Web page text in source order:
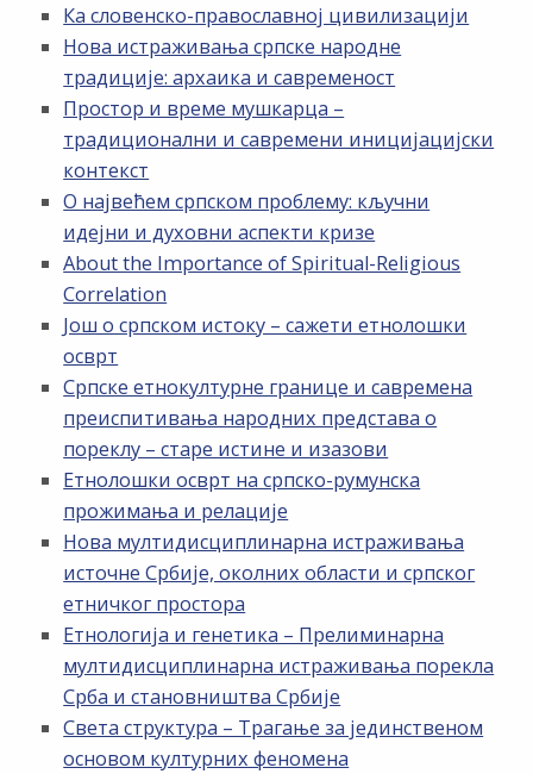
Ка словенско-православној цивилизацији
Нова истраживања српске народне
традиције: архаика и савременост
Простор и време мушкарца –
традиционални и савремени иницијацијски
контекст
О највећем српском проблему: кључни
идејни и духовни аспекти кризе
About the Importance of Spiritual-Religious
Correlation
Још о српском истоку – сажети етнолошки
осврт
Српске етнокултурне границе и савремена
преиспитивања народних представа о
пореклу – старе истине и изазови
Етнолошки осврт на српско-румунска
прожимања и релације
Нова мултидисциплинарна истраживања
источне Србије, околних области и српског
етничког простора
Етнологија и генетика – Прелиминарна
мултидисциплинарна истраживања порекла
Срба и становништва Србије
Света структура – Трагање за јединственом
основом културних феномена